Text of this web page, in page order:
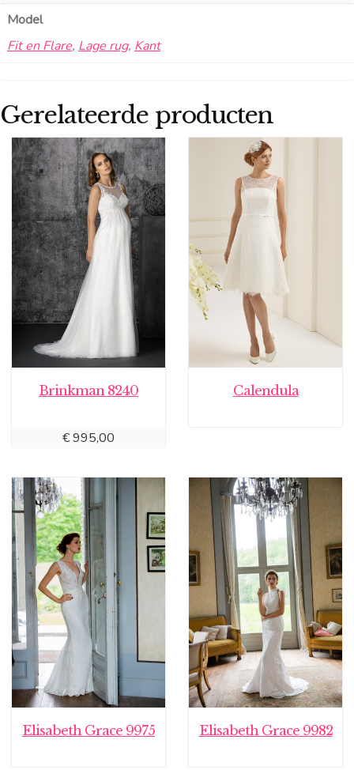
Model
Fit en Flare, Lage rug, Kant
Gerelateerde producten
Brinkman 8240
€995,00
Calendula
Elisabeth Grace 9975 Elisabeth Grace 9982